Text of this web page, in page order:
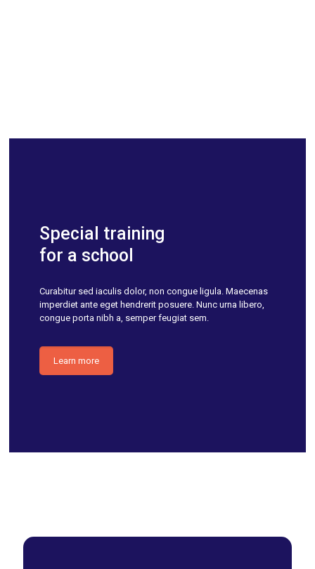
Special training
for a school
Curabitur sed iaculis dolor, non congue ligula. Maecenas
imperdiet ante eget hendrerit posuere. Nunc urna libero,
congue porta nibh a, semper feugiat sem.
Learn more